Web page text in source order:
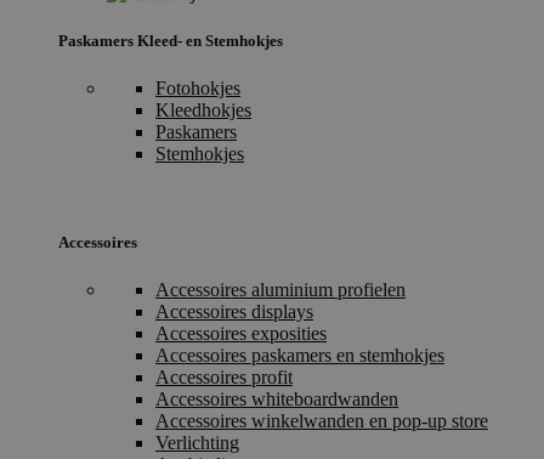
Paskamers Kleed- en Stemhokjes
Fotohokjes
Kleedhokjes
Paskamers
Stemhokjes
Accessoires
Accessoires aluminium profielen
Accessoires displays
Accessoires exposities
Accessoires paskamers en stemhokjes
Accessoires profit
Accessoires whiteboardwanden
Accessoires winkelwanden en pop-up store
Verlichting